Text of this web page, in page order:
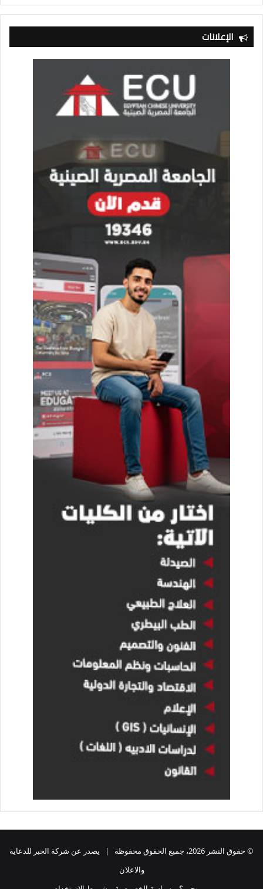
الإعلانات
© حقوق النشر 2026، جميع الحقوق محفوظة | يصدر عن شركة الخبر للدعاية
والاعلان